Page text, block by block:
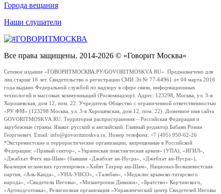
Города вещания
Наши слушатели
Все права защищены. 2014-2026 © «Говорит Москва»
Сетевое издание «ГОВОРИТМОСКВА.РУ/GOVORITMOSKVA.RU». Предназначено для
лиц старше 16 лет. Свидетельство о регистрации СМИ Эл № 77-64961 от 04 марта 2016
года выдано Федеральной службой по надзору в сфере связи, информационных
технологий и массовых коммуникаций (Роскомнадзор). Адрес: 123298, Москва, ул. 3-я
Хорошевская, дом 12, пом. 22. Учредитель Общество с ограниченной ответственностью
«РУ ФМ» (123298 Москва, ул. 3-я Хорошевская, дом 12, пом. 22). Доменное имя сайта
GOVORITMOSKVA.RU. Территория распространения – Российская Федерация и
зарубежные страны. Языки: русский и английский. Главный редактор Бабаян Роман
Георгиевич. Email: info@govoritmoskva.ru. Номер телефона: +7 (495) 950-62-26
*Экстремистские и террористические организации, запрещенные в Российской
Федерации: «Правый сектор», «Украинская повстанческая армия» (УПА), «ИГИЛ»,
«Джабхат Фатх аш-Шам» (бывшая «Джабхат ан-Нусра», «Джебхат ан-Нусра»),
Коалиция исламских группировок «Хайят Тахрир аш-Шам», Национал-Большевистская
партия, «Аль-Каида», «УНА-УНСО», «Талибан», «Меджлис крымско-татарского
народа», «Свидетели Иеговы», «Мизантропик Дивижн», «Братство» Корчинского,
«Артподготовка», Религиозная организация «Управленческий центр Свидетелей Иеговы